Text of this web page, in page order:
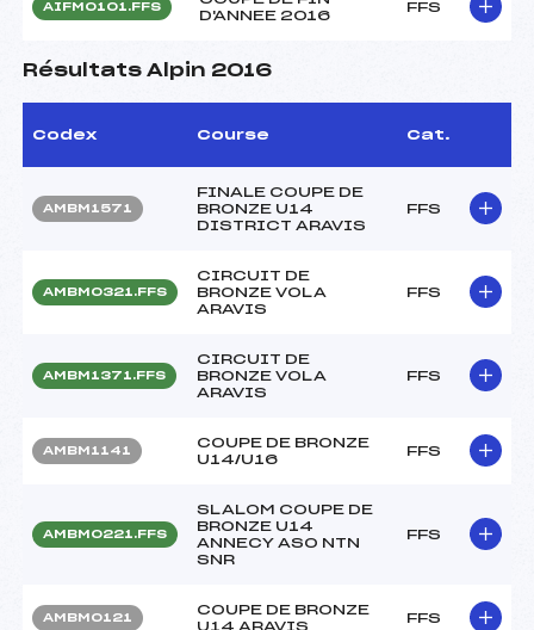
AIFM0101.FFS
D'ANNEE 2016
FFS
Résultats Alpin 2016
Codex Course Cat.
AMBM1571
FINALE COUPE DE
BRONZE U14
DISTRICT ARAVIS
FFS
AMBM0321.FFS
CIRCUIT DE
BRONZE VOLA
ARAVIS
FFS
AMBM1371.FFS
CIRCUIT DE
BRONZE VOLA
ARAVIS
FFS
AMBM1141
COUPE DE BRONZE
U14/U16
FFS
AMBM0221.FFS
SLALOM COUPE DE
BRONZE U14
ANNECY ASO NTN
SNR
FFS
AMBM0121
COUPE DE BRONZE
U14 ARAVIS
FFS